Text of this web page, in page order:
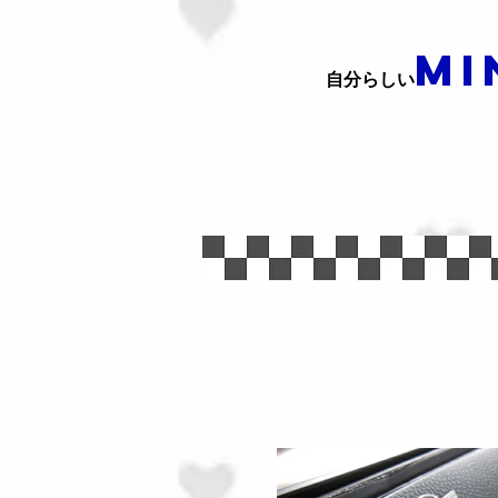
​自分らしい